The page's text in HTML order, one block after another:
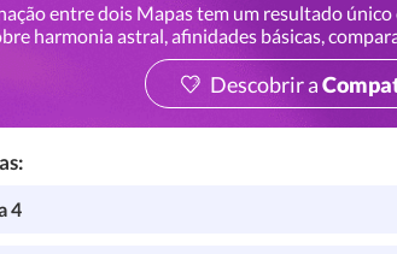
entre dois Mapas tem um resultado
harmonia astral, afinidades básicas,
Descobrir a
4